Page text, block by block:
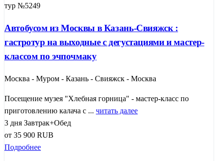
тур №5249
Автобусом из Москвы в Казань-Свияжск :
гастротур на выходные с дегустациями и мастер-
классом по эчпочмаку
Москва - Муром - Казань - Свияжск - Москва
Посещение музея "Хлебная горница" - мастер-класс по
приготовлению калача с ... читать далее
3 дня Завтрак+Обед
от 35 900 RUB
Подробнее